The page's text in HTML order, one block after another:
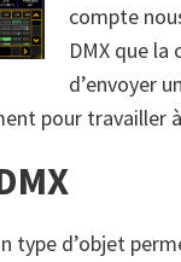
compte
DMX que
d’envoyer
pour travailler à
type d’objet